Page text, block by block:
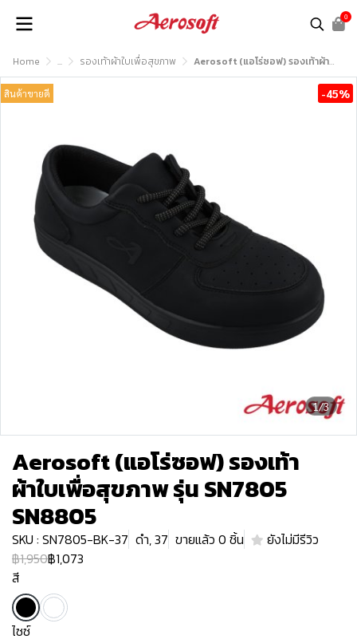
0
Home ... รองเท้าผ้าใบเพื่อสุขภาพ Aerosoft (แอโร่ซอฟ) รองเท้าผ้าใบเพื่อสุขภาพ รุ่น SN7805 SN8805
1/3
สินค้าขายดี -45%
Aerosoft (แอโร่ซอฟ) รองเท้า
ผ้าใบเพื่อสุขภาพ รุ่น SN7805
SN8805
SKU : SN7805-BK-37 ดำ, 37 ขายแล้ว 0 ชิ้น
ยังไม่มีรีวิว
฿1,950฿1,073
สี
ไซซ์